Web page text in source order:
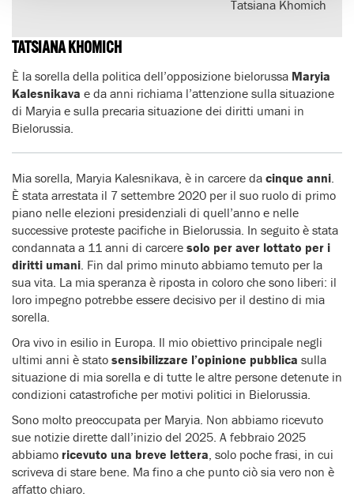
Tatsiana Khomich
TATSIANA KHOMICH
È la sorella della politica dell’opposizione bielorussa Maryia
Kalesnikava e da anni richiama l’attenzione sulla situazione
di Maryia e sulla precaria situazione dei diritti umani in
Bielorussia.
Mia sorella, Maryia Kalesnikava, è in carcere da cinque anni.
È stata arrestata il 7 settembre 2020 per il suo ruolo di primo
piano nelle elezioni presidenziali di quell’anno e nelle
successive proteste pacifiche in Bielorussia. In seguito è stata
condannata a 11 anni di carcere solo per aver lottato per i
diritti umani. Fin dal primo minuto abbiamo temuto per la
sua vita. La mia speranza è riposta in coloro che sono liberi: il
loro impegno potrebbe essere decisivo per il destino di mia
sorella.
Ora vivo in esilio in Europa. Il mio obiettivo principale negli
ultimi anni è stato sensibilizzare l’opinione pubblica sulla
situazione di mia sorella e di tutte le altre persone detenute in
condizioni catastrofiche per motivi politici in Bielorussia.
Sono molto preoccupata per Maryia. Non abbiamo ricevuto
sue notizie dirette dall’inizio del 2025. A febbraio 2025
abbiamo ricevuto una breve lettera, solo poche frasi, in cui
scriveva di stare bene. Ma fino a che punto ciò sia vero non è
affatto chiaro.